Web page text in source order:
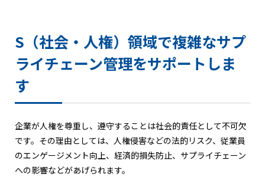
S（社会・人権）領域で複雑なサプ
ライチェーン管理をサポートしま
す
企業が人権を尊重し、遵守することは社会的責任として不可欠
です。その理由としては、人権侵害などの法的リスク、従業員
のエンゲージメント向上、経済的損失防止、サプライチェーン
への影響などがあげられます。